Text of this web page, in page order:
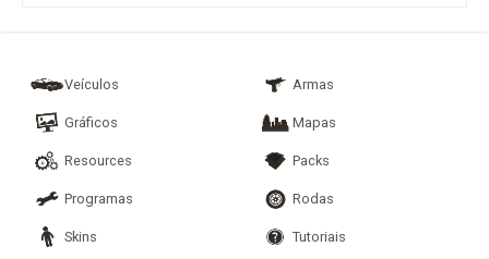
Veículos Armas
Gráficos Mapas
Resources Packs
Programas Rodas
Skins Tutoriais